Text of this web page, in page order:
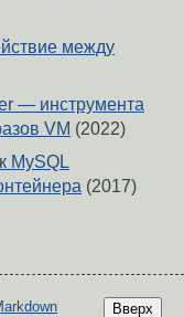
между
— инструмента
VM (2022)
MySQL
(2017)
Вверх